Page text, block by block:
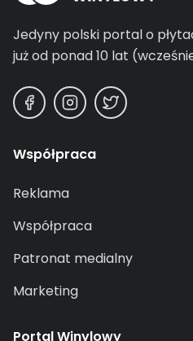
Jedyny polski portal o
już od ponad 10 lat
Współpraca
Reklama
Współpraca
Patronat medialny
Marketing
Portal Winylowy